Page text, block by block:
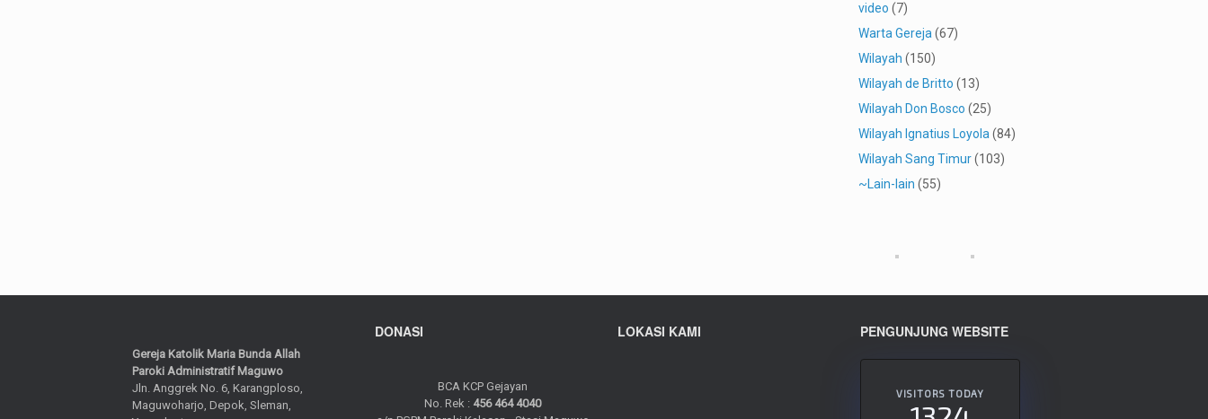
video (7)
Warta Gereja (67)
Wilayah (150)
Wilayah de Britto (13)
Wilayah Don Bosco (25)
Wilayah Ignatius Loyola (84)
Wilayah Sang Timur(103)
~Lain-lain (55)
Gereja Katolik Maria Bunda Allah
Paroki Administratif Maguwo
Jln. Anggrek No. 6, Karangploso,
Maguwoharjo, Depok, Sleman,
DONASI
BCA KCP Gejayan
No. Rek : 456 464 4040
LOKASI KAMI PENGUNJUNG WEBSITE
VISITORS TODAY